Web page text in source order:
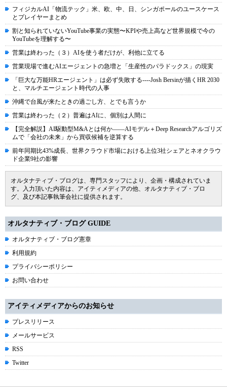
フィジカルAI「物流テック」米、欧、中、日、シンガポールのユースケース
とプレイヤーまとめ
割と知られていないYouTube事業の実態〜KPIや売上高など世界規模で今の
YouTubeを理解する〜
営業は終わった（３）AIを使う者だけが、利他に立てる
営業現場で進むAIエージェントの急増と「生産性のパラドックス」の現実
「巨大な万能HRエージェント」は必ず失敗する----Josh Bersinが描くHR 2030
と、マルチエージェント時代の人事
沖縄で台風が来たときの過ごし方、とでも言うか
営業は終わった（２）普遍はAIに、個別は人間に
【完全解説】AI駆動型M&Aとは何か――AIモデル＋Deep Researchアルゴリズ
ムで「会社の未来」から買収候補を逆算する
前年同期比43%成長、世界クラウド市場における上位3社シェアとネオクラウ
ド企業9社の影響
オルタナティブ・ブログは、専門スタッフにより、企画・構成されていま
す。入力頂いた内容は、アイティメディアの他、オルタナティブ・ブロ
グ、及び本記事執筆会社に提供されます。
オルタナティブ・ブログ GUIDE
オルタナティブ・ブログ憲章
利用規約
プライバシーポリシー
お問い合わせ
アイティメディアからのお知らせ
プレスリリース
メールサービス
RSS
Twitter